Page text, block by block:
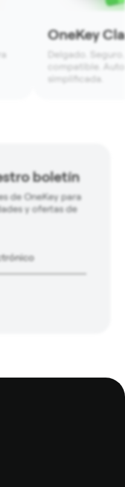
OneKey
Delgado.
compatible.
simplificada.
boletín
de OneKey para
y ofertas de